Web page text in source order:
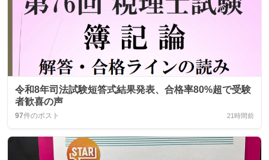
令和8年司法試験短答式結果発表、合格率80%超で受験
者歓喜の声
97件のポスト 21時間前